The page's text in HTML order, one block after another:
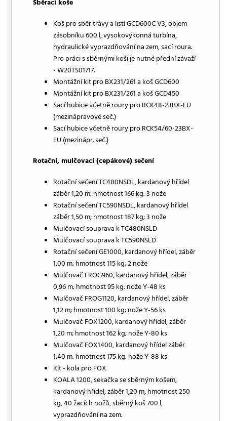
Koš pro sběr trávy a listí GCD600C V3, objem
zásobníku 600 l, vysokovýkonná turbína,
hydraulické vyprazdňování na zem, sací roura.
Pro práci s sběrnými koši je nutné přední závaží
- W20TS01717.
Montážní kit pro BX231/261 a koš GCD600
Montážní kit pro BX231/261 a koš GCD450
Sací hubice včetně roury pro RCK48-23BX-EU
(mezinápravové seč.)
Sací hubice včetně roury pro RCK54/60-23BX-
EU (mezinápr. seč.)
Rotační, mulčovací (cepákové) sečení
Rotační sečení TC480NSDL, kardanový hřídel
záběr 1,20 m; hmotnost 166 kg; 3 nože
Rotační sečení TC590NSDL, kardanový hřídel
záběr 1,50 m; hmotnost 187 kg; 3 nože
Mulčovací souprava k TC480NSLD
Mulčovací souprava k TC590NSLD
Rotační sečení GE1000, kardanový hřídel, záběr
1,00 m; hmotnost 115 kg; 2 nože
Mulčovač FROG960, kardanový hřídel, záběr
0,96 m; hmotnost 95 kg; nože Y-48 ks
Mulčovač FROG1120, kardanový hřídel, záběr
1,12 m; hmotnost 100 kg; nože Y-56 ks
Mulčovač FOX1200, kardanový hřídel, záběr
1,20 m; hmotnost 162 kg; nože Y-80 ks
Mulčovač FOX1400, kardanový hřídel záběr
1,40 m; hmotnost 175 kg; nože Y-88 ks
Kit - kola pro FOX
KOALA 1200, sekačka se sběrným košem,
kardanový hřídel, záběr 1,20 m, hmotnost 250
kg, 40 žacích nožů, sběrný koš 700 l,
vyprazdňování na zem.